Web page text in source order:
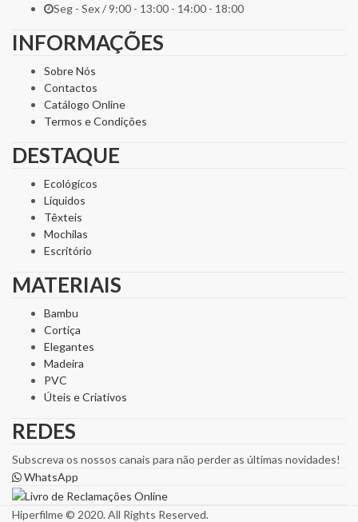
Seg - Sex / 9:00 - 13:00 - 14:00 - 18:00
INFORMAÇÕES
Sobre Nós
Contactos
Catálogo Online
Termos e Condições
DESTAQUE
Ecológicos
Líquidos
Têxteis
Mochilas
Escritório
MATERIAIS
Bambu
Cortiça
Elegantes
Madeira
PVC
Úteis e Criativos
REDES
Subscreva os nossos canais para não perder as últimas novidades!
WhatsApp
Hiperfilme © 2020. All Rights Reserved.